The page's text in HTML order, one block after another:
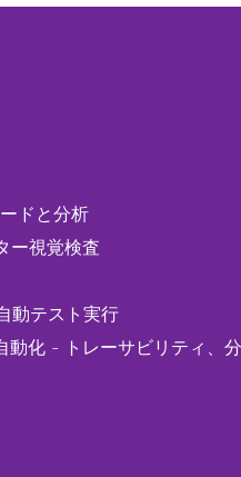
ドと分析
ー視覚検査
動テスト実行
動化 - トレーサビリティ、